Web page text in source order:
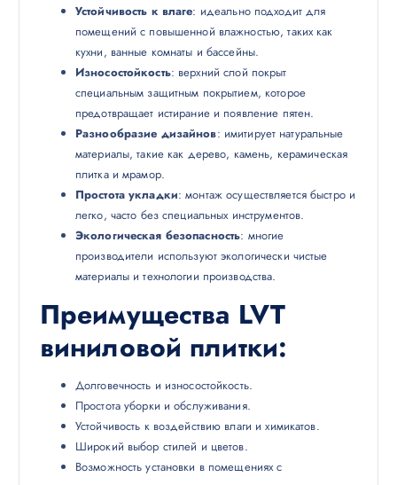
Устойчивость к влаге: идеально подходит для
помещений с повышенной влажностью, таких как
кухни, ванные комнаты и бассейны.
Износостойкость: верхний слой покрыт
специальным защитным покрытием, которое
предотвращает истирание и появление пятен.
Разнообразие дизайнов: имитирует натуральные
материалы, такие как дерево, камень, керамическая
плитка и мрамор.
Простота укладки: монтаж осуществляется быстро и
легко, часто без специальных инструментов.
Экологическая безопасность: многие
производители используют экологически чистые
материалы и технологии производства.
Преимущества LVT
виниловой плитки:
Долговечность и износостойкость.
Простота уборки и обслуживания.
Устойчивость к воздействию влаги и химикатов.
Широкий выбор стилей и цветов.
Возможность установки в помещениях с